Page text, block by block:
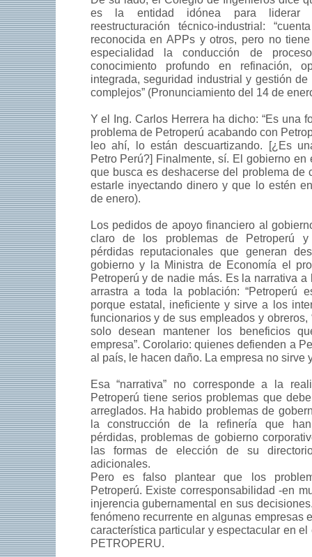
es la entidad idónea para liderar
reestructuración técnico-industrial:
reconocida en APPs y otros, pero no
especialidad la conducción de
conocimiento profundo en refinación,
integrada, seguridad industrial y gestión
complejos” (Pronunciamiento del 14 de
Y el Ing. Carlos Herrera ha dicho: “Es una
problema de Petroperú acabando con
leo ahí, lo están descuartizando. [¿Es
Petro Perú?] Finalmente, sí. El gobierno en
que busca es deshacerse del problema de
estarle inyectando dinero y que lo estén
de enero).
Los pedidos de apoyo financiero al
claro de los problemas de Petroperú y
pérdidas reputacionales que generan
gobierno y la Ministra de Economía el
Petroperú y de nadie más. Es la narrativa
arrastra a toda la población: “Petroperú
porque estatal, ineficiente y sirve a los
funcionarios y de sus empleados y obreros,
solo desean mantener los beneficios
empresa”. Corolario: quienes defienden a
al país, le hacen daño. La empresa no sirve
Esa “narrativa” no corresponde a la
Petroperú tiene serios problemas que
arreglados. Ha habido problemas de
la construcción de la refinería que
pérdidas, problemas de gobierno
las formas de elección de su
adicionales.
Pero es falso plantear que los
Petroperú. Existe corresponsabilidad -en
injerencia gubernamental en sus
fenómeno recurrente en algunas empresas
característica particular y espectacular en
PETROPERU.